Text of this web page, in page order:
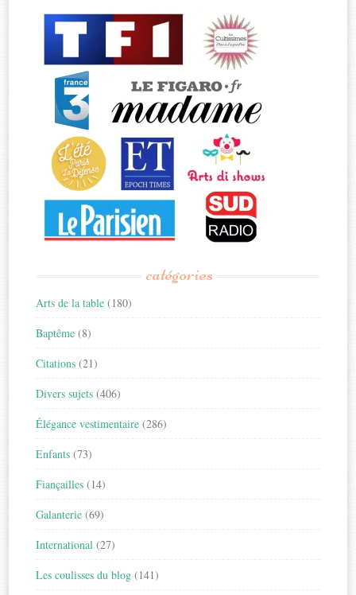
catégories
Arts de la table (180)
Baptême (8)
Citations (21)
Divers sujets (406)
Élégance vestimentaire (286)
Enfants (73)
Fiançailles (14)
Galanterie (69)
International (27)
Les coulisses du blog (141)